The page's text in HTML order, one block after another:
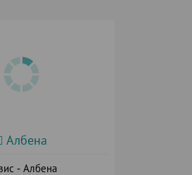
Албена
- Албена